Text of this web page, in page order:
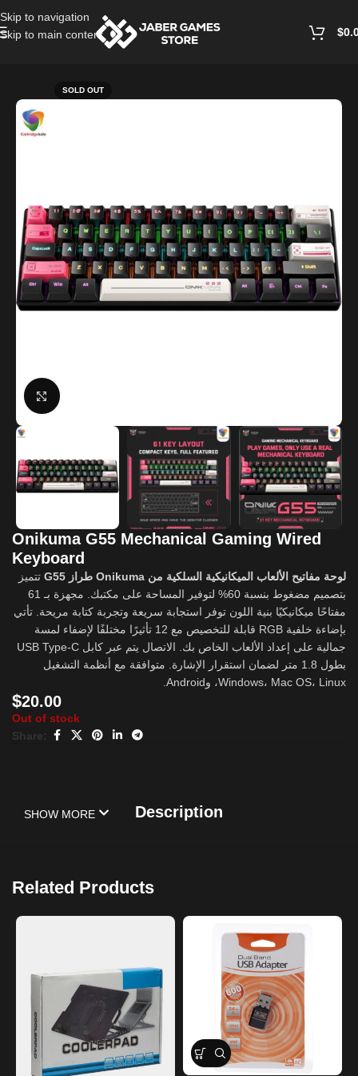
Skip to navigation
Skip to main content
$
SOLD OUT
Click to enlarge
Onikuma G55 Mechanical Gaming Wired
Keyboard
لوحة مفاتيح الألعاب الميكانيكية السلكية من Onikuma طراز G55
تتميز
بتصميم مضغوط بنسبة 60% لتوفير المساحة على مكتبك. مجهزة بـ 61
مفتاحًا ميكانيكيًا بنية اللون توفر استجابة سريعة وتجربة كتابة مريحة. تأتي
بإضاءة خلفية RGB قابلة للتخصيص مع 12 تأثيرًا مختلفًا لإضفاء لمسة
جمالية على إعداد الألعاب الخاص بك. الاتصال يتم عبر كابل USB Type-C
بطول 1.8 متر لضمان استقرار الإشارة. متوافقة مع أنظمة التشغيل
Windows، Mac OS، Linux، وAndroid.
$20.00
Out of stock
Share:
Description
SHOW MORE
Related Products